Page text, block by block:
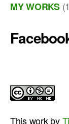
MY WORKS
This work by